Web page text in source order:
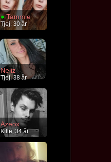
●Tammie
Tjej, 30 år
Neliz
Tjej, 38 år
Azeox
Kille, 34 år